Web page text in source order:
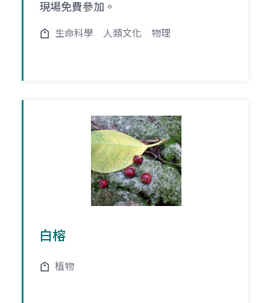
現場免費參加。
生命科學 人類文化 物理
白榕
植物